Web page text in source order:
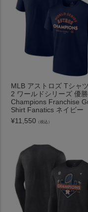
MLB アストロズ Tシャ
2 ワールドシリーズ 優
Champions Franchise
Shirt Fanatics ネイビー
¥11,550 （税込）